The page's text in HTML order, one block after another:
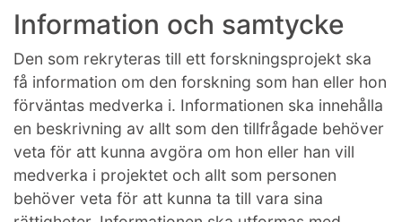
Information och samtycke
Den som rekryteras till ett forskningsprojekt ska
få information om den forskning som han eller hon
förväntas medverka i. Informationen ska innehålla
en beskrivning av allt som den tillfrågade behöver
veta för att kunna avgöra om hon eller han vill
medverka i projektet och allt som personen
behöver veta för att kunna ta till vara sina